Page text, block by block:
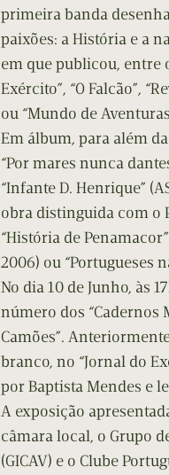
primeira banda
paixões: a História e a
em que publicou, entre
Exército”, “O Falcão”,
ou “Mundo de
Em álbum, para além
“Por mares nunca
“Infante D. Henrique”
obra distinguida com o
“História de
2006) ou “Portugueses
No dia 10 de Junho, às
número dos “Cadernos
Camões”.
branco, no “Jornal do
por Baptista Mendes e
A exposição
câmara local, o Grupo
(GICAV) e o Clube